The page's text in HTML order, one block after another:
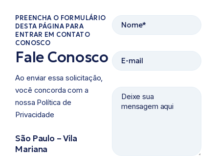
PREENCHA O FORMULÁRIO
DESTA PÁGINA PARA
ENTRAR EM CONTATO
CONOSCO​
Fale Conosco
Ao enviar essa solicitação,
você concorda com a
nossa Política de
Privacidade ​
São Paulo – Vila
Mariana